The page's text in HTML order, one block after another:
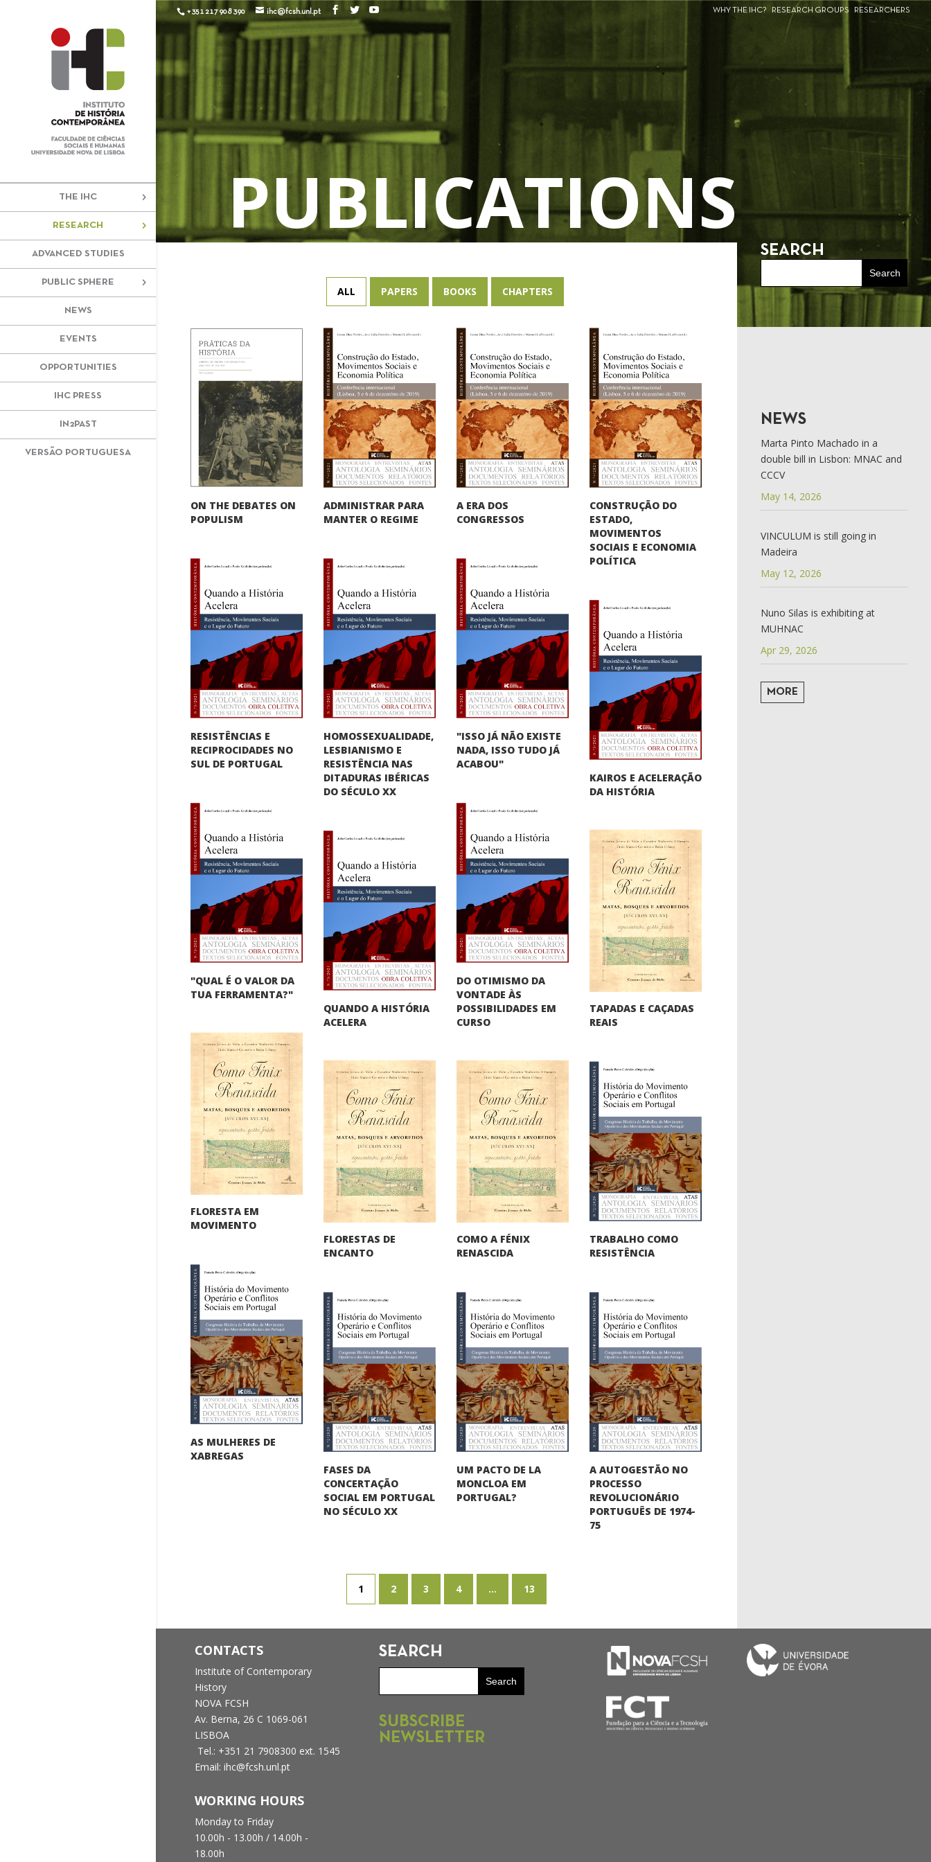
+351 217 908 390 ihc@fcsh.unl.pt WHY THE IHC? RESEARCH GROUPS RESEARCHERS
THE IHC
RESEARCH
ADVANCED STUDIES
PUBLIC SPHERE
NEWS
EVENTS
OPPORTUNITIES
IHC PRESS
IN2PAST
VERSÃO PORTUGUESA
PUBLICATIONS
ALL PAPERS BOOKS CHAPTERS
ON THE DEBATES ON
POPULISM
ADMINISTRAR PARA
MANTER O REGIME
A ERA DOS
CONGRESSOS
CONSTRUÇÃO DO
ESTADO,
MOVIMENTOS
SOCIAIS E ECONOMIA
POLÍTICA
RESISTÊNCIAS E
RECIPROCIDADES NO
SUL DE PORTUGAL
HOMOSSEXUALIDADE,
LESBIANISMO E
RESISTÊNCIA NAS
DITADURAS IBÉRICAS
DO SÉCULO XX
"ISSO JÁ NÃO EXISTE
NADA, ISSO TUDO JÁ
ACABOU"
KAIROS E ACELERAÇÃO
DA HISTÓRIA
"QUAL É O VALOR DA
TUA FERRAMENTA?"
DO OTIMISMO DA
VONTADE ÀS
POSSIBILIDADES EM
CURSO
QUANDO A HISTÓRIA
ACELERA
TAPADAS E CAÇADAS
REAIS
FLORESTA EM
MOVIMENTO
FLORESTAS DE
ENCANTO
COMO A FÉNIX
RENASCIDA
TRABALHO COMO
RESISTÊNCIA
AS MULHERES DE
XABREGAS
FASES DA
CONCERTAÇÃO
SOCIAL EM PORTUGAL
NO SÉCULO XX
UM PACTO DE LA
MONCLOA EM
PORTUGAL?
A AUTOGESTÃO NO
PROCESSO
REVOLUCIONÁRIO
PORTUGUÊS DE 1974-
75
1 2 3 4 ... 13
SEARCH
NEWS
Marta Pinto Machado in a
double bill in Lisbon: MNAC and
CCCV
May 14, 2026
VINCULUM is still going in
Madeira
May 12, 2026
Nuno Silas is exhibiting at
MUHNAC
Apr 29, 2026
MORE
CONTACTS
Institute of Contemporary
History
NOVA FCSH
Av. Berna, 26 C 1069-061
LISBOA
Tel.: +351 21 7908300 ext. 1545
Email: ihc@fcsh.unl.pt
WORKING HOURS
Monday to Friday
10.00h - 13.00h / 14.00h -
18.00h
SEARCH
SUBSCRIBE
NEWSLETTER